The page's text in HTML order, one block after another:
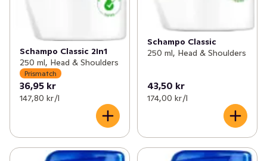
Schampo Classic 2In1
250 ml, Head & Shoulders
Prismatch
36,95 kr
147,80 kr /l
Schampo Classic
250 ml, Head & Shoulders
43,50 kr
174,00 kr /l